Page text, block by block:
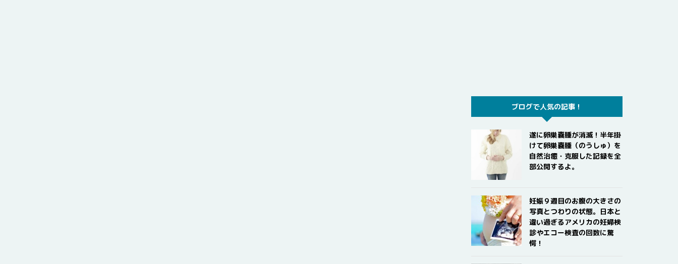
ブログで人気の記事！
遂に卵巣嚢腫が消滅！半年掛
けて卵巣嚢腫（のうしゅ）を
自然治癒・克服した記録を全
部公開するよ。
妊娠９週目のお腹の大きさの
写真とつわりの状態。日本と
違い過ぎるアメリカの妊婦検
診やエコー検査の回数に驚
愕！